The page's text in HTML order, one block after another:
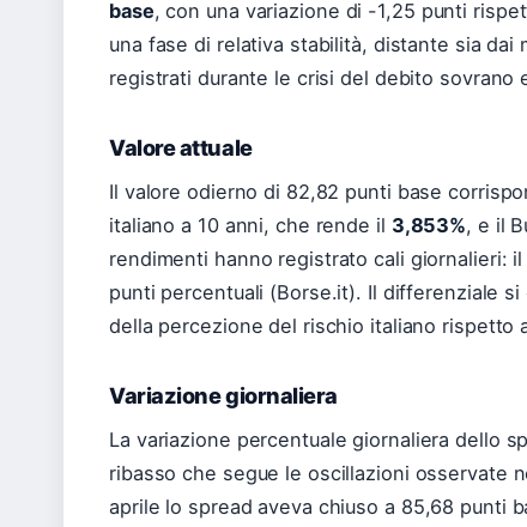
base, con una variazione di -1,25 punti
una fase di relativa stabilità, distante sia
registrati durante le crisi del debito sovrano
Valore attuale
Il valore odierno di 82,82 punti base
italiano a 10 anni, che rende il 3,853%, e il
rendimenti hanno registrato cali giornalieri:
punti percentuali (Borse.it). Il differenziale
della percezione del rischio italiano rispetto
Variazione giornaliera
La variazione percentuale giornaliera dello
ribasso che segue le oscillazioni osservate
aprile lo spread aveva chiuso a 85,68 punti